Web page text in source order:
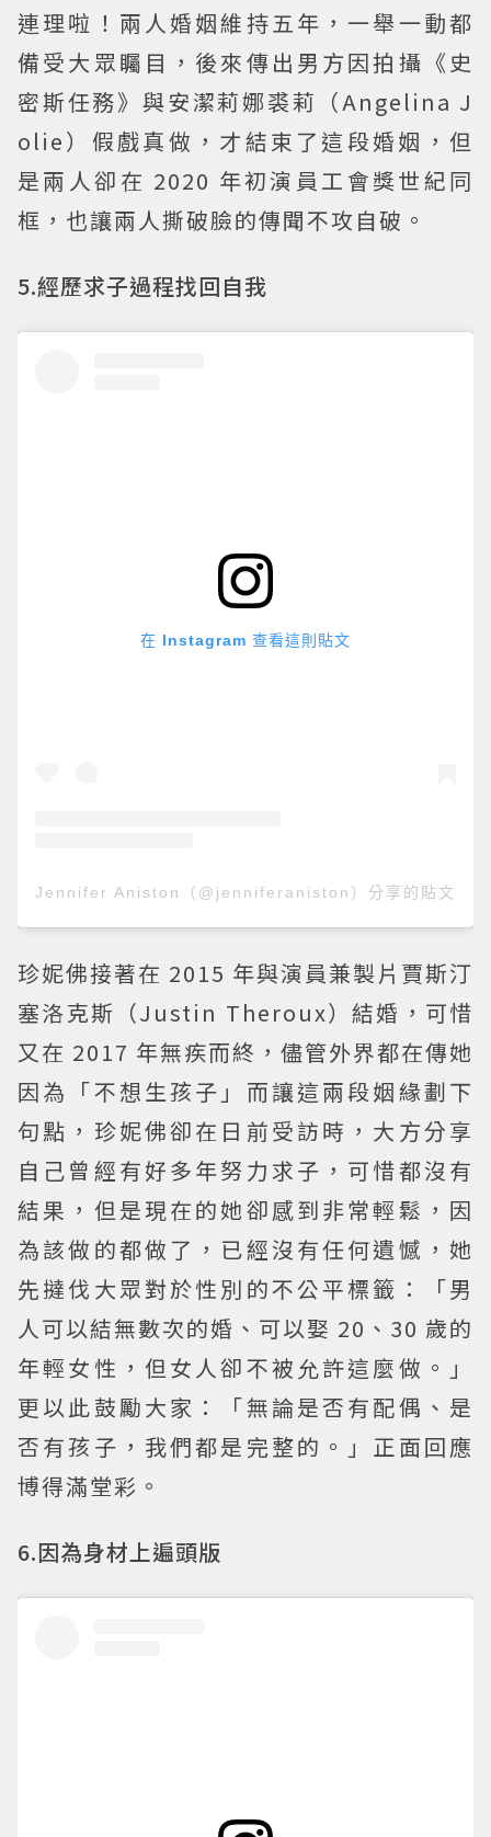
連理啦！兩人婚姻維持五年，一舉一動都
備受大眾矚目，後來傳出男方因拍攝《史
密斯任務》與安潔莉娜裘莉（Angelina J
olie）假戲真做，才結束了這段婚姻，但
是兩人卻在 2020 年初演員工會獎世紀同
框，也讓兩人撕破臉的傳聞不攻自破。
5.經歷求子過程找回自我
在 Instagram 查看這則貼文
Jennifer Aniston（@jenniferaniston）分享的貼文
珍妮佛接著在 2015 年與演員兼製片賈斯汀
塞洛克斯（Justin Theroux）結婚，可惜
又在 2017 年無疾而終，儘管外界都在傳她
因為「不想生孩子」而讓這兩段姻緣劃下
句點，珍妮佛卻在日前受訪時，大方分享
自己曾經有好多年努力求子，可惜都沒有
結果，但是現在的她卻感到非常輕鬆，因
為該做的都做了，已經沒有任何遺憾，她
先撻伐大眾對於性別的不公平標籤：「男
人可以結無數次的婚、可以娶 20、30 歲的
年輕女性，但女人卻不被允許這麼做。」
更以此鼓勵大家：「無論是否有配偶、是
否有孩子，我們都是完整的。」正面回應
博得滿堂彩。
6.因為身材上遍頭版